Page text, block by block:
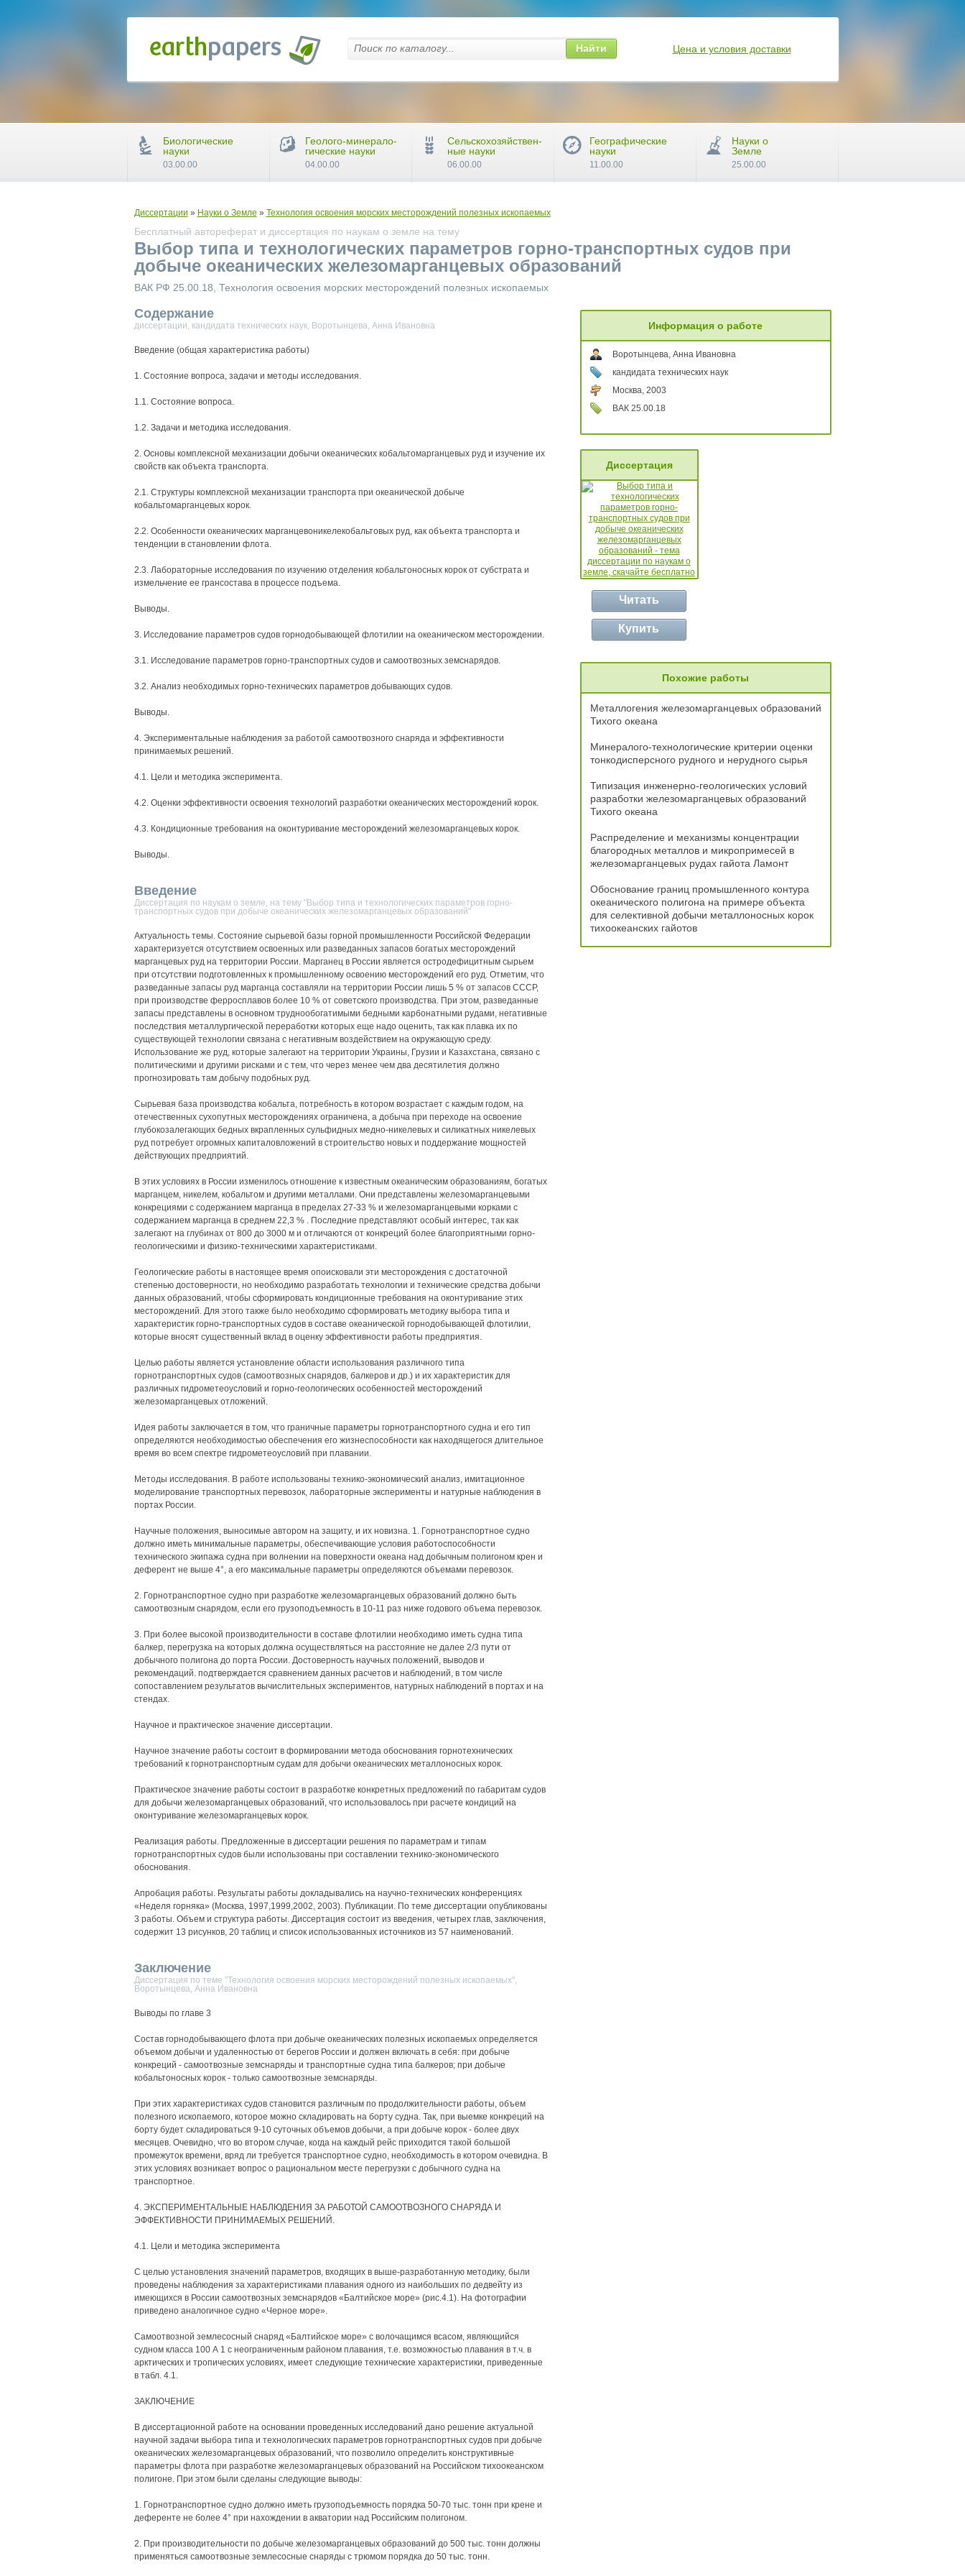
Диссертации » Науки о Земле » Технология освоения морских месторождений полезных ископаемых
Бесплатный автореферат и диссертация по наукам о земле на тему
Выбор типа и технологических параметров горно-транспортных судов при
добыче океанических железомарганцевых образований
ВАК РФ 25.00.18, Технология освоения морских месторождений полезных ископаемых
Содержание
диссертации, кандидата технических наук, Воротынцева, Анна Ивановна
Введение (общая характеристика работы)
1. Состояние вопроса, задачи и методы исследования.
1.1. Состояние вопроса.
1.2. Задачи и методика исследования.
2. Основы комплексной механизации добычи океанических кобальтомарганцевых руд и изучение их
свойств как объекта транспорта.
2.1. Структуры комплексной механизации транспорта при океанической добыче
кобальтомарганцевых корок.
2.2. Особенности океанических марганцевоникелекобальтовых руд, как объекта транспорта и
тенденции в становлении флота.
2.3. Лабораторные исследования по изучению отделения кобальтоносных корок от субстрата и
измельчение ее грансостава в процессе подъема.
Выводы.
3. Исследование параметров судов горнодобывающей флотилии на океаническом месторождении.
3.1. Исследование параметров горно-транспортных судов и самоотвозных земснарядов.
3.2. Анализ необходимых горно-технических параметров добывающих судов.
Выводы.
4. Экспериментальные наблюдения за работой самоотвозного снаряда и эффективности
принимаемых решений.
4.1. Цели и методика эксперимента.
4.2. Оценки эффективности освоения технологий разработки океанических месторождений корок.
4.3. Кондиционные требования на оконтуривание месторождений железомарганцевых корок.
Выводы.
Введение
Диссертация по наукам о земле, на тему "Выбор типа и технологических параметров горно-
транспортных судов при добыче океанических железомарганцевых образований"
Актуальность темы. Состояние сырьевой базы горной промышленности Российской Федерации
характеризуется отсутствием освоенных или разведанных запасов богатых месторождений
марганцевых руд на территории России. Марганец в России является остродефицитным сырьем
при отсутствии подготовленных к промышленному освоению месторождений его руд. Отметим, что
разведанные запасы руд марганца составляли на территории России лишь 5 % от запасов СССР,
при производстве ферросплавов более 10 % от советского производства. При этом, разведанные
запасы представлены в основном труднообогатимыми бедными карбонатными рудами, негативные
последствия металлургической переработки которых еще надо оценить, так как плавка их по
существующей технологии связана с негативным воздействием на окружающую среду.
Использование же руд, которые залегают на территории Украины, Грузии и Казахстана, связано с
политическими и другими рисками и с тем, что через менее чем два десятилетия должно
прогнозировать там добычу подобных руд.
Сырьевая база производства кобальта, потребность в котором возрастает с каждым годом, на
отечественных сухопутных месторождениях ограничена, а добыча при переходе на освоение
глубокозалегающих бедных вкрапленных сульфидных медно-никелевых и силикатных никелевых
руд потребует огромных капиталовложений в строительство новых и поддержание мощностей
действующих предприятий.
В этих условиях в России изменилось отношение к известным океаническим образованиям, богатых
марганцем, никелем, кобальтом и другими металлами. Они представлены железомарганцевыми
конкрециями с содержанием марганца в пределах 27-33 % и железомарганцевыми корками с
содержанием марганца в среднем 22,3 % . Последние представляют особый интерес, так как
залегают на глубинах от 800 до 3000 м и отличаются от конкреций более благоприятными горно-
геологическими и физико-техническими характеристиками.
Геологические работы в настоящее время опоисковали эти месторождения с достаточной
степенью достоверности, но необходимо разработать технологии и технические средства добычи
данных образований, чтобы сформировать кондиционные требования на оконтуривание этих
месторождений. Для этого также было необходимо сформировать методику выбора типа и
характеристик горно-транспортных судов в составе океанической горнодобывающей флотилии,
которые вносят существенный вклад в оценку эффективности работы предприятия.
Целью работы является установление области использования различного типа
горнотранспортных судов (самоотвозных снарядов, балкеров и др.) и их характеристик для
различных гидрометеоусловий и горно-геологических особенностей месторождений
железомарганцевых отложений.
Идея работы заключается в том, что граничные параметры горнотранспортного судна и его тип
определяются необходимостью обеспечения его жизнеспособности как находящегося длительное
время во всем спектре гидрометеоусловий при плавании.
Методы исследования. В работе использованы технико-экономический анализ, имитационное
моделирование транспортных перевозок, лабораторные эксперименты и натурные наблюдения в
портах России.
Научные положения, выносимые автором на защиту, и их новизна. 1. Горнотранспортное судно
должно иметь минимальные параметры, обеспечивающие условия работоспособности
технического экипажа судна при волнении на поверхности океана над добычным полигоном крен и
деферент не выше 4°, а его максимальные параметры определяются объемами перевозок.
2. Горнотранспортное судно при разработке железомарганцевых образований должно быть
самоотвозным снарядом, если его грузоподъемность в 10-11 раз ниже годового объема перевозок.
3. При более высокой производительности в составе флотилии необходимо иметь судна типа
балкер, перегрузка на которых должна осуществляться на расстояние не далее 2/3 пути от
добычного полигона до порта России. Достоверность научных положений, выводов и
рекомендаций. подтверждается сравнением данных расчетов и наблюдений, в том числе
сопоставлением результатов вычислительных экспериментов, натурных наблюдений в портах и на
стендах.
Научное и практическое значение диссертации.
Научное значение работы состоит в формировании метода обоснования горнотехнических
требований к горнотранспортным судам для добычи океанических металлоносных корок.
Практическое значение работы состоит в разработке конкретных предложений по габаритам судов
для добычи железомарганцевых образований, что использовалось при расчете кондиций на
оконтуривание железомарганцевых корок.
Реализация работы. Предложенные в диссертации решения по параметрам и типам
горнотранспортных судов были использованы при составлении технико-экономического
обоснования.
Апробация работы. Результаты работы докладывались на научно-технических конференциях
«Неделя горняка» (Москва, 1997,1999,2002, 2003). Публикации. По теме диссертации опубликованы
3 работы. Объем и структура работы. Диссертация состоит из введения, четырех глав, заключения,
содержит 13 рисунков, 20 таблиц и список использованных источников из 57 наименований.
Заключение
Диссертация по теме "Технология освоения морских месторождений полезных ископаемых",
Воротынцева, Анна Ивановна
Выводы по главе 3
Состав горнодобывающего флота при добыче океанических полезных ископаемых определяется
объемом добычи и удаленностью от берегов России и должен включать в себя: при добыче
конкреций - самоотвозные земснаряды и транспортные судна типа балкеров; при добыче
кобальтоносных корок - только самоотвозные земснаряды.
При этих характеристиках судов становится различным по продолжительности работы, объем
полезного ископаемого, которое можно складировать на борту судна. Так, при выемке конкреций на
борту будет складироваться 9-10 суточных объемов добычи, а при добыче корок - более двух
месяцев. Очевидно, что во втором случае, когда на каждый рейс приходится такой большой
промежуток времени, вряд ли требуется транспортное судно, необходимость в котором очевидна. В
этих условиях возникает вопрос о рациональном месте перегрузки с добычного судна на
транспортное.
4. ЭКСПЕРИМЕНТАЛЬНЫЕ НАБЛЮДЕНИЯ ЗА РАБОТОЙ САМООТВОЗНОГО СНАРЯДА И
ЭФФЕКТИВНОСТИ ПРИНИМАЕМЫХ РЕШЕНИЙ.
4.1. Цели и методика эксперимента
С целью установления значений параметров, входящих в выше-разработанную методику, были
проведены наблюдения за характеристиками плавания одного из наибольших по дедвейту из
имеющихся в России самоотвозных земснарядов «Балтийское море» (рис.4.1). На фотографии
приведено аналогичное судно «Черное море».
Самоотвозной землесосный снаряд «Балтийское море» с волочащимся всасом, являющийся
судном класса 100 А 1 с неограниченным районом плавания, т.е. возможностью плавания в т.ч. в
арктических и тропических условиях, имеет следующие технические характеристики, приведенные
в табл. 4.1.
ЗАКЛЮЧЕНИЕ
В диссертационной работе на основании проведенных исследований дано решение актуальной
научной задачи выбора типа и технологических параметров горнотранспортных судов при добыче
океанических железомарганцевых образований, что позволило определить конструктивные
параметры флота при разработке железомарганцевых образований на Российском тихоокеанском
полигоне. При этом были сделаны следующие выводы:
1. Горнотранспортное судно должно иметь грузоподъемность порядка 50-70 тыс. тонн при крене и
деференте не более 4° при нахождении в акватории над Российским полигоном.
2. При производительности по добыче железомарганцевых образований до 500 тыс. тонн должны
применяться самоотвозные землесосные снаряды с трюмом порядка до 50 тыс. тонн.
Информация о работе
Воротынцева, Анна Ивановна
кандидата технических наук
Москва, 2003
ВАК 25.00.18
Диссертация
Читать
Купить
Похожие работы
Металлогения железомарганцевых образований
Тихого океана
Минералого-технологические критерии оценки
тонкодисперсного рудного и нерудного сырья
Типизация инженерно-геологических условий
разработки железомарганцевых образований
Тихого океана
Распределение и механизмы концентрации
благородных металлов и микропримесей в
железомарганцевых рудах гайота Ламонт
Обоснование границ промышленного контура
океанического полигона на примере объекта
для селективной добычи металлоносных корок
тихоокеанских гайотов
Найти Цена и условия доставки
Биологические
науки
03.00.00
Геолого-минерало-
гические науки
04.00.00
Сельскохозяйствен-
ные науки
06.00.00
Географические
науки
11.00.00
Науки о
Земле
25.00.00